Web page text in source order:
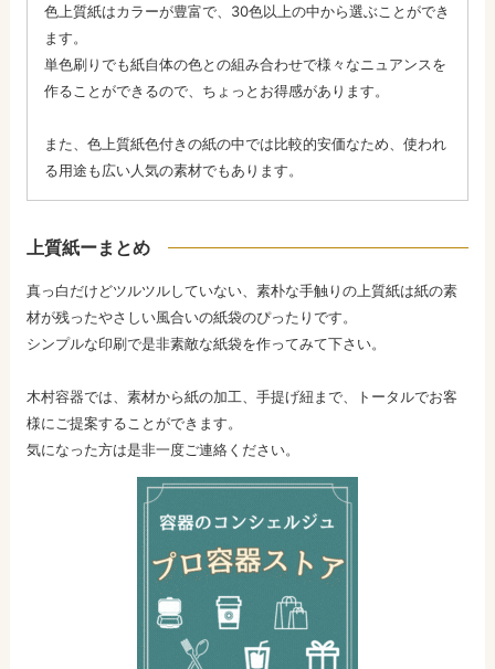
色上質紙はカラーが豊富で、30色以上の中から選ぶことができ
ます。
単色刷りでも紙自体の色との組み合わせで様々なニュアンスを
作ることができるので、ちょっとお得感があります。
また、色上質紙色付きの紙の中では比較的安価なため、使われ
る用途も広い人気の素材でもあります。
上質紙ーまとめ
真っ白だけどツルツルしていない、素朴な手触りの上質紙は紙の素
材が残ったやさしい風合いの紙袋のぴったりです。
シンプルな印刷で是非素敵な紙袋を作ってみて下さい。
木村容器では、素材から紙の加工、手提げ紐まで、トータルでお客
様にご提案することができます。
気になった方は是非一度ご連絡ください。